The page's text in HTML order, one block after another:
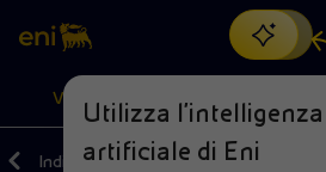
CercaVISIONE
Indietro Media Comunicati Stampa
Utilizza l'intelligenza
artificiale di Eni